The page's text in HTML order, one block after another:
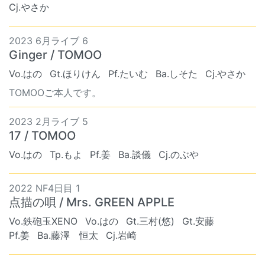
Cj.やさか
2023 6月ライブ 6
Ginger / TOMOO
Vo.はの Gt.ほりけん Pf.たいむ Ba.しそた
Cj.やさか
TOMOOご本人です。
2023 2月ライブ 5
17 / TOMOO
Vo.はの Tp.もよ Pf.姜 Ba.談儀 Cj.のぶや
2022 NF4日目 1
点描の唄 / Mrs. GREEN APPLE
Vo.鉄砲玉XENO Vo.はの Gt.三村(悠)
Gt.安藤
Pf.姜
Ba.藤澤 恒太 Cj.岩崎